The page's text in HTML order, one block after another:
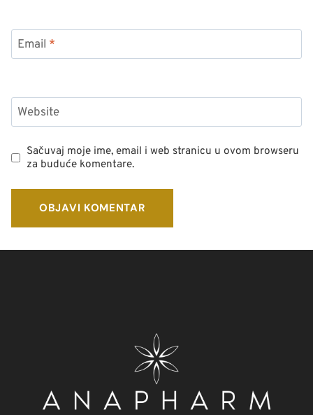
Email *
Website
Sačuvaj moje ime, email i web stranicu u ovom browseru
za buduće komentare.